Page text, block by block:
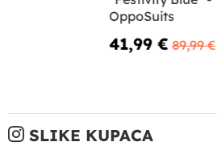
OppoSuits
41,99 € 89,99 €
SLIKE KUPACA